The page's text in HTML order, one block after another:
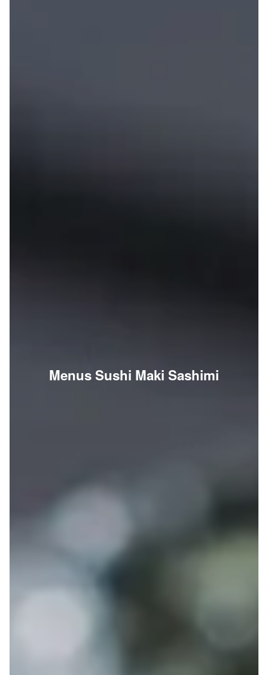
Menus Sushi Maki Sashimi